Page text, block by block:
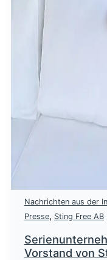
Nachrichten aus der
Presse, Sting Free AB
Vorstand von